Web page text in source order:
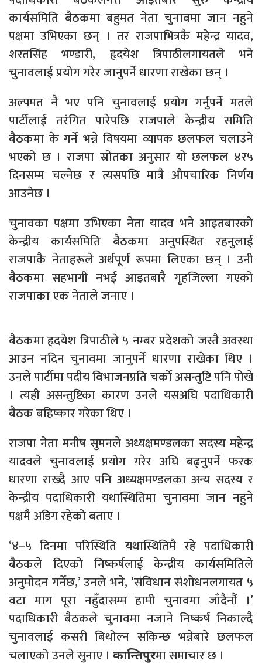
कार्यसमिति बैठकमा बहुमत नेता चुनावमा जान नहुने
पक्षमा उभिएका छन् । तर राजपाभित्रकै महेन्द्र यादव,
शरतसिंह भण्डारी, हृदयेश त्रिपाठीलगायतले भने
चुनावलाई प्रयोग गरेर जानुपर्ने धारणा राखेका छन् ।
अल्पमत नै भए पनि चुनावलाई प्रयोग गर्नुपर्ने मतले
पार्टीलाई तरंगित पारेपछि राजपाले केन्द्रीय समिति
बैठकमा के गर्ने भन्ने विषयमा व्यापक छलफल चलाउने
भएको छ । राजपा स्रोतका अनुसार यो छलफल ४र५
दिनसम्म चल्नेछ र त्यसपछि मात्रै औपचारिक निर्णय
आउनेछ ।
चुनावका पक्षमा उभिएका नेता यादव भने आइतबारको
केन्द्रीय कार्यसमिति बैठकमा अनुपस्थित रहनुलाई
राजपाकै नेताहरूले अर्थपूर्ण रूपमा लिएका छन् । उनी
बैठकमा सहभागी नभई आइतबारै गृहजिल्ला गएको
राजपाका एक नेताले जनाए ।
बैठकमा हृदयेश त्रिपाठीले ५ नम्बर प्रदेशको जस्तै अवस्था
आउन नदिन चुनावमा जानुपर्ने धारणा राखेका थिए ।
उनले पार्टीमा पदीय विभाजनप्रति चर्को असन्तुष्टि पनि पोखे
। त्यही असन्तुष्टिका कारण उनले यसअघि पदाधिकारी
बैठक बहिष्कार गरेका थिए ।
राजपा नेता मनीष सुमनले अध्यक्षमण्डलका सदस्य महेन्द्र
यादवले चुनावलाई प्रयोग गरेर अघि बढ्नुपर्ने फरक
धारणा राख्दै आए पनि अध्यक्षमण्डलका अन्य सदस्य र
केन्द्रीय पदाधिकारी यथास्थितिमा चुनावमा जान नहुने
पक्षमै अडिग रहेको बताए ।
‘४–५ दिनमा परिस्थिति यथास्थितिमै रहे पदाधिकारी
बैठकले दिएको निष्कर्षलाई केन्द्रीय कार्यसमितिले
अनुमोदन गर्नेछ,’ उनले भने, ‘संविधान संशोधनलगायत ५
वटा माग पूरा नहुँदासम्म हामी चुनावमा जाँदैनौं ।’
पदाधिकारी बैठकले चुनावमा नजाने निष्कर्ष निकाल्दै
चुनावलाई कसरी बिथोल्न सकिन्छ भन्नेबारे छलफल
चलाएको उनले सुनाए । कान्तिपुरमा समाचार छ ।